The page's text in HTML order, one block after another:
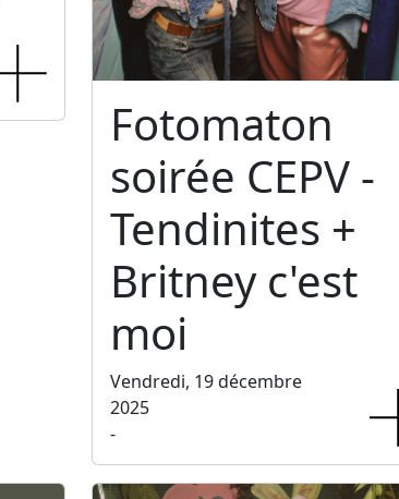
Fotomaton
soirée CEPV -
Tendinites +
Britney c'est
moi
Vendredi, 19 décembre
2025
-